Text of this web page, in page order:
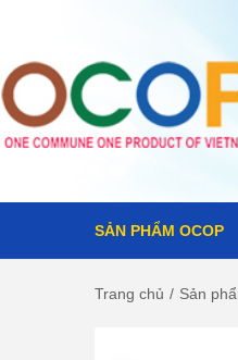
k
k
SẢN PHẨM OCOP
Trang chủ / Sản